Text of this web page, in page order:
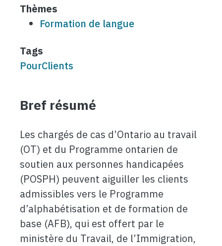
Thèmes
Formation de langue
Tags
PourClients
Bref résumé
Les chargés de cas d’Ontario au travail
(OT) et du Programme ontarien de
soutien aux personnes handicapées
(POSPH) peuvent aiguiller les clients
admissibles vers le Programme
d’alphabétisation et de formation de
base (AFB), qui est offert par le
ministère du Travail, de l’Immigration,